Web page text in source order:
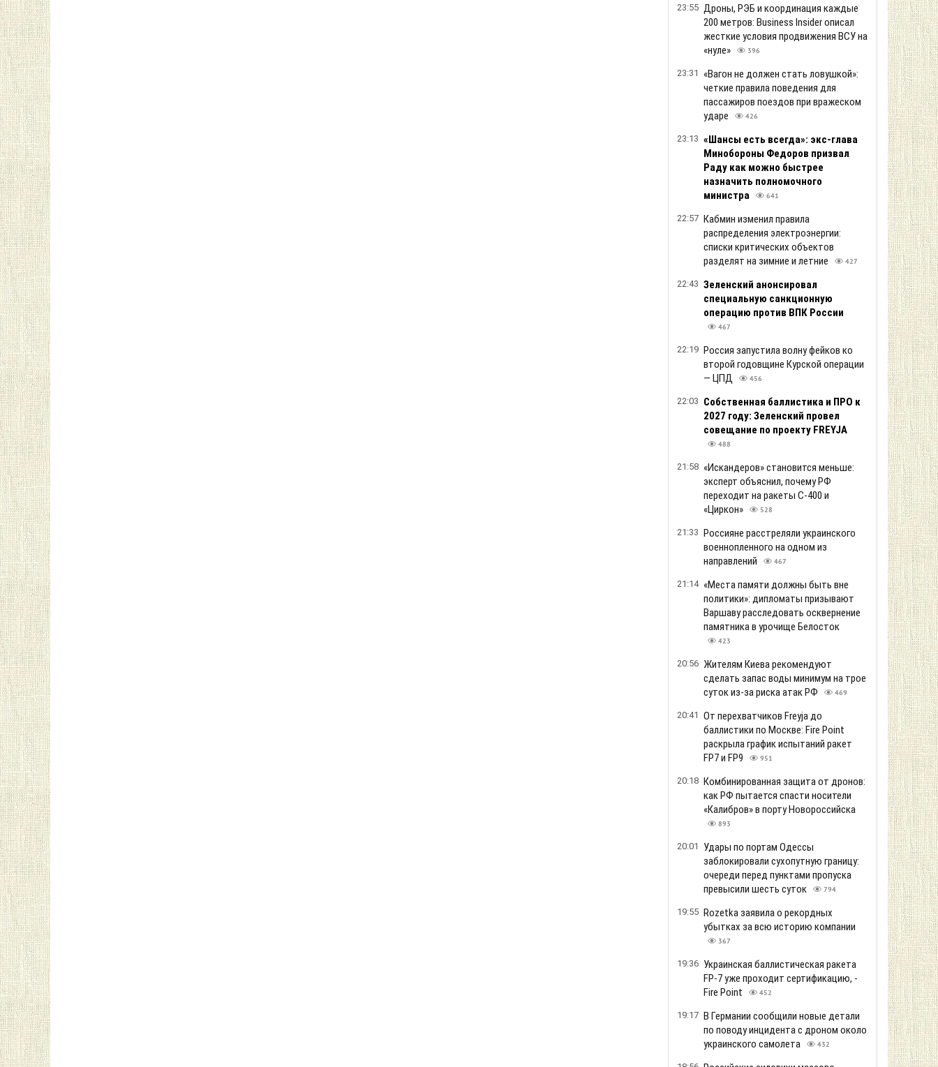
23:55 Дроны, РЭБ и координация каждые
200 метров: Business Insider описал
жесткие условия продвижения ВСУ на
«нуле»
396
23:31
«Вагон не должен стать ловушкой»:
четкие правила поведения для
пассажиров поездов при вражеском
ударе
426
23:13 «Шансы есть всегда»: экс-глава
Минобороны Федоров призвал
Раду как можно быстрее
назначить полномочного
министра
641
22:57 Кабмин изменил правила
распределения электроэнергии:
списки критических объектов
разделят на зимние и летние
427
22:43 Зеленский анонсировал
специальную санкционную
операцию против ВПК России
467
22:19 Россия запустила волну фейков ко
второй годовщине Курской операции
— ЦПД
456
22:03 Собственная баллистика и ПРО к
2027 году: Зеленский провел
совещание по проекту FREYJA
488
21:58 «Искандеров» становится меньше:
эксперт объяснил, почему РФ
переходит на ракеты С-400 и
«Циркон»
528
21:33 Россияне расстреляли украинского
военнопленного на одном из
направлений
467
21:14 «Места памяти должны быть вне
политики»: дипломаты призывают
Варшаву расследовать осквернение
памятника в урочище Белосток
423
20:56 Жителям Киева рекомендуют
сделать запас воды минимум на трое
суток из-за риска атак РФ
469
20:41 От перехватчиков Freyja до
баллистики по Москве: Fire Point
раскрыла график испытаний ракет
FP7 и FP9
951
20:18 Комбинированная защита от дронов:
как РФ пытается спасти носители
«Калибров» в порту Новороссийска
893
20:01
Удары по портам Одессы
заблокировали сухопутную границу:
очереди перед пунктами пропуска
превысили шесть суток
794
19:55 Rozetka заявила о рекордных
убытках за всю историю компании
367
19:36 Украинская баллистическая ракета
FP-7 уже проходит сертификацию, -
Fire Point
452
19:17 В Германии сообщили новые детали
по поводу инцидента с дроном около
украинского самолета
432